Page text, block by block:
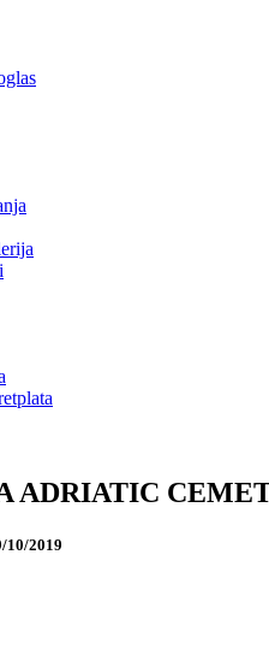
ADRIATIC
10/2019